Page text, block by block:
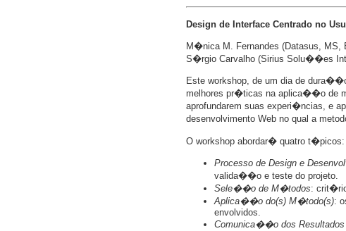
Design de Interface Centrado no
M�nica M. Fernandes (Datasus, MS,
S�rgio Carvalho (Sirius Solu��es
Este workshop, de um dia de
melhores pr�ticas na aplica��o de
aprofundarem suas experi�ncias, e
desenvolvimento Web no qual a
O workshop abordar� quatro t�picos:
Processo de Design e
valida��o e teste do projeto.
Sele��o de M�todos:
Aplica��o do(s) M�todo(s):
envolvidos.
Comunica��o dos Resultados